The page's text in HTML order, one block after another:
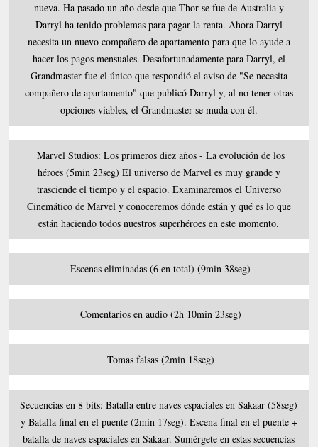
nueva. Ha pasado un año desde que Thor se fue de Australia y
Darryl ha tenido problemas para pagar la renta. Ahora Darryl
necesita un nuevo compañero de apartamento para que lo ayude a
hacer los pagos mensuales. Desafortunadamente para Darryl, el
Grandmaster fue el único que respondió el aviso de "Se necesita
compañero de apartamento" que publicó Darryl y, al no tener otras
opciones viables, el Grandmaster se muda con él.
Marvel Studios: Los primeros diez años - La evolución de los
héroes (5min 23seg) El universo de Marvel es muy grande y
trasciende el tiempo y el espacio. Examinaremos el Universo
Cinemático de Marvel y conoceremos dónde están y qué es lo que
están haciendo todos nuestros superhéroes en este momento.
Escenas eliminadas (6 en total) (9min 38seg)
Comentarios en audio (2h 10min 23seg)
Tomas falsas (2min 18seg)
Secuencias en 8 bits: Batalla entre naves espaciales en Sakaar (58seg)
y Batalla final en el puente (2min 17seg). Escena final en el puente +
batalla de naves espaciales en Sakaar. Sumérgete en estas secuencias